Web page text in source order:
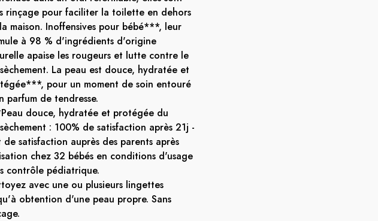
rinçage pour faciliter la toilette en dehors
maison. Inoffensives pour bébé***, leur
à 98 % d'ingrédients d'origine
apaise les rougeurs et lutte contre le
La peau est douce, hydratée et
pour un moment de soin entouré
parfum de tendresse.
douce, hydratée et protégée du
: 100% de satisfaction après 21j -
de satisfaction auprès des parents après
chez 32 bébés en conditions d'usage
contrôle pédiatrique.
avec une ou plusieurs lingettes
obtention d'une peau propre. Sans